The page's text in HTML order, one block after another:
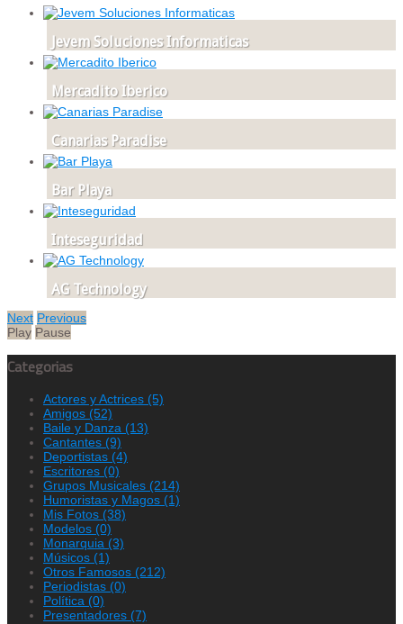
Jevem Soluciones Informaticas
Mercadito Iberico
Canarias Paradise
Bar Playa
Inteseguridad
AG Technology
Next Previous
Play Pause
Categorias
Actores y Actrices (5)
Amigos (52)
Baile y Danza (13)
Cantantes (9)
Deportistas (4)
Escritores (0)
Grupos Musicales (214)
Humoristas y Magos (1)
Mis Fotos (38)
Modelos (0)
Monarquia (3)
Músicos (1)
Otros Famosos (212)
Periodistas (0)
Política (0)
Presentadores (7)